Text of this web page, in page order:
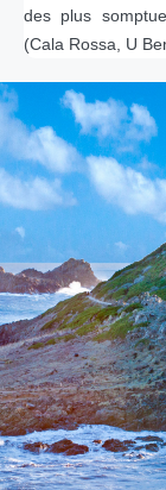
des plus
(Cala Rossa, U